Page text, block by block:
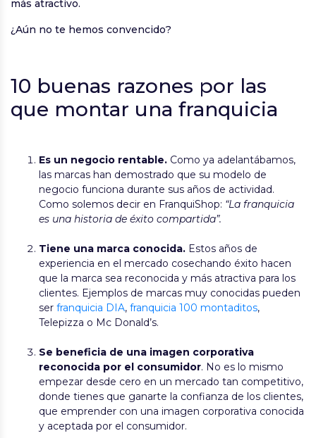
más atractivo.
¿Aún no te hemos convencido?
10 buenas razones por las
que montar una franquicia
Es un negocio rentable. Como ya adelantábamos,
las marcas han demostrado que su modelo de
negocio funciona durante sus años de actividad.
Como solemos decir en FranquiShop: “La franquicia
es una historia de éxito compartida”.
Tiene una marca conocida. Estos años de
experiencia en el mercado cosechando éxito hacen
que la marca sea reconocida y más atractiva para los
clientes. Ejemplos de marcas muy conocidas pueden
ser franquicia DIA, franquicia 100 montaditos,
Telepizza o Mc Donald’s.
Se beneficia de una imagen corporativa
reconocida por el consumidor. No es lo mismo
empezar desde cero en un mercado tan competitivo,
donde tienes que ganarte la confianza de los clientes,
que emprender con una imagen corporativa conocida
y aceptada por el consumidor.